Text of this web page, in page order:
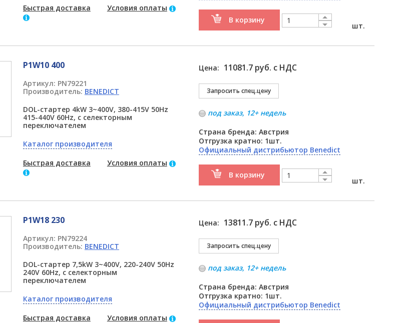
Быстрая доставка
Условия оплаты
В корзину
шт.
P1W10 400
Артикул: PN79221
Производитель: BENEDICT
DOL-стартер 4kW 3~400V, 380-415V 50Hz
415-440V 60Hz, с селекторным
переключателем
Каталог производителя
Быстрая доставка
Условия оплаты
Цена: 11081.7 руб. с НДС
под заказ, 12+ недель
Страна бренда: Австрия
Отгрузка кратно: 1шт.
Официальный дистрибьютор Benedict
В корзину
шт.
P1W18 230
Артикул: PN79224
Производитель: BENEDICT
DOL-стартер 7,5kW 3~400V, 220-240V 50Hz
240V 60Hz, с селекторным
переключателем
Каталог производителя
Быстрая доставка
Условия оплаты
Цена: 13811.7 руб. с НДС
под заказ, 12+ недель
Страна бренда: Австрия
Отгрузка кратно: 1шт.
Официальный дистрибьютор Benedict